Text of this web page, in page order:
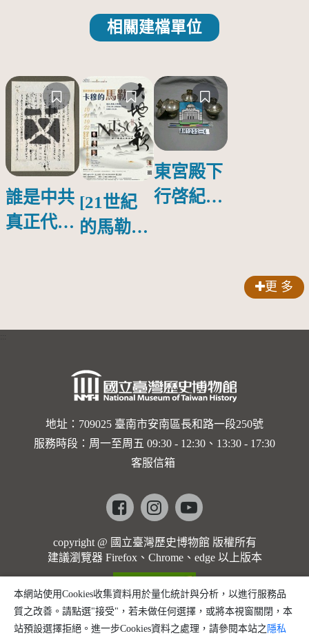
相關建檔單位
誰是中共
真正代言
[21世紀
的馬勒、
的依戀—
勒大地之
歌]【對
世界與生
命的依戀
馬勒大地
之歌】
東宮殿下
行啓紀念
更 多
地址：709025 臺南市安南區長和路一段250號
服務時段：周一至周五 09:30 - 12:30、13:30 - 17:30
客服信箱
Facebookinstagramyoutube
copyright @ 國立臺灣歷史博物館 版權所有
建議瀏覽器 Firefox、Chrome、edge 以上版本
本網站使用Cookies收集資料用於量化統計與分析，以進行服務品
質之改善。請點選"接受"，若未做任何選擇，或將本視窗關閉，本
站預設選擇拒絕。進一步Cookies資料之處理，請參閱本站之 隱私